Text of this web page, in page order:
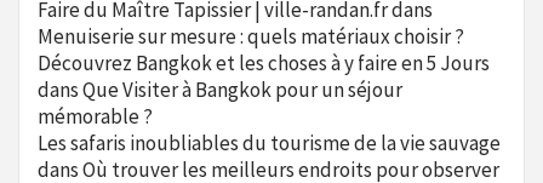
Faire du Maître Tapissier | ville-randan.frdans
Menuiserie sur mesure : quels matériaux choisir ?
Découvrez Bangkok et les choses à y faire en 5 Jours
dansQue Visiter à Bangkok pour un séjour
mémorable ?
Les safaris inoubliables du tourisme de la vie sauvage
dansOù trouver les meilleurs endroits pour observer